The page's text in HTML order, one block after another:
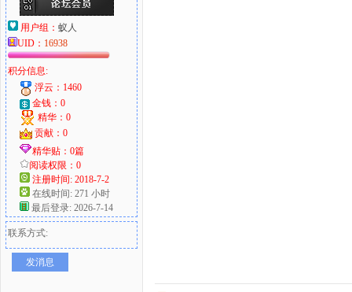
用户组： 蚁人
UID： 16938
积分信息:
浮云：1460
金钱：0
精华：0
贡献：0
精华贴：0篇
阅读权限：0
注册时间: 2018-7-2
在线时间: 271 小时
最后登录: 2026-7-14
联系方式:
发消息